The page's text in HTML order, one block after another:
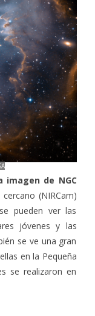
imagen de NGC
(NIRCam)
pueden ver las
jóvenes y las
se ve una gran
en la Pequeña
se realizaron en